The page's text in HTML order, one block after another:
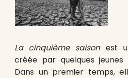
La cinquième saisonest
créée par quelques jeunes
Dans un premier temps,